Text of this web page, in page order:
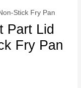
Stick Fry Pan
Part Lid
Fry Pan